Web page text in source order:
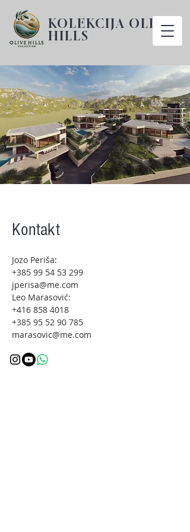
KOLEKCIJA OLIVE
HILLS
Kontakt
Jozo Periša:
+385 99 54 53 299
jperisa@me.com
Leo Marasović:
+416 858 4018
+385 95 52 90 785
marasovic@me.com